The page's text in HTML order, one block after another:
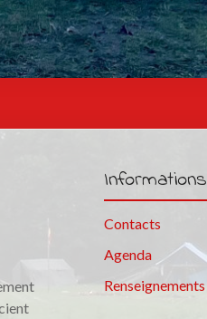
Informations
Contacts
Agenda
Renseignements